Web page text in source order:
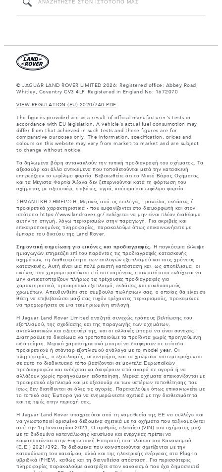
© JAGUAR LAND ROVER LIMITED 2026: Registered office: Abbey Road,
Whitley, Coventry CV3 4LF. Registered in England No: 1672070
VIEW REGULATION (EU) 2020/740 PDF
The figures provided are as a result of official manufacturer's tests in
accordance with EU legislation. A vehicle's actual fuel consumption may
differ from that achieved in such tests and these figures are for
comparative purposes only. The information, specification, prices and
colours on this website may vary from market to market and are subject
to change without notice.
Τα δηλωμένα βάρη αντανακλούν την τυπική προδιαγραφή του οχήματος. Τα
αξεσουάρ και άλλα αντικείμενα που τοποθετούνται μετά την κατασκευή
επηρεάζουν το ωφέλιμο φορτίο. Βεβαιωθείτε ότι το Μικτό Βάρος Οχήματος
και τα Μέγιστα Φορτία Άξονα δεν ξεπερνιούνται κατά τη φόρτωση του
οχήματος με αξεσουάρ, επιβάτες, υγρά, καύσιμα και ωφέλιμο φορτίο.
ΣΗΜΑΝΤΙΚΗ ΣΗΜΕΙΩΣΗ: Μερικές από τις επιλογές - μοντέλα, εκδόσεις ή
προαιρετικά χαρακτηριστικά - που εμφανίζονται στο διαμορφωτή και στον
ιστότοπο https://www.landrover.gr/ ενδέχεται να μην είναι πλέον διαθέσιμα
αυτήν τη στιγμή, λόγω περιορισμών στην παραγωγή. Για ακριβείς και
επικαιροποιημένες πληροφορίες, παρακαλούμε όπως επικοινωνήσετε με
έμπορο του δικτύου της Land Rover.
Σημαντική σημείωση για εικόνες και προδιαγραφές. Η παγκόσμια έλλειψη
ημιαγωγών επηρεάζει επί του παρόντος τις προδιαγραφές κατασκευής
οχημάτων, τη διαθεσιμότητα των επιλογών εξοπλισμού και τους χρόνους
κατασκευής. Αυτή είναι μια πολύ ρευστή κατάσταση και, ως αποτέλεσμα, οι
εικόνες που χρησιμοποιούνται επί του παρόντος στον ιστότοπο ενδέχεται να
μην αντικατοπτρίζουν πλήρως τις τρέχουσες προδιαγραφές για
χαρακτηριστικά, προαιρετικό εξοπλισμό, εκδόσεις και συνδυασμούς
χρωμάτων. Απευθυνθείτε στο σύμβουλο πωλήσεων σας, ο οποίος θα είναι σε
θέση να επιβεβαιώσει μαζί σας τυχόν τρέχοντες περιορισμούς, προκειμένου
να προχωρήσετε σε μια τεκμηριωμένη επιλογή.
Η Jaguar Land Rover Limited αναζητά συνεχώς τρόπους βελτίωσης του
εξοπλισμού, της σχεδίασης και της παραγωγής των οχημάτων,
ανταλλακτικών και αξεσουάρ της, και οι αλλαγές μπορεί να είναι συνεχείς.
Διατηρούμε το δικαίωμα να τροποποιούμε τα προϊόντα χωρίς προηγούμενη
ειδοποίηση. Μερικά χαρακτηριστικά μπορεί να διαφέρουν σε επίπεδο
προαιρετικού ή στάνταρ εξοπλισμού ανάλογα με το model year. Οι
πληροφορίες, ο εξοπλισμός, οι κινητήρες και τα χρώματα που εμπεριέχονται
σε αυτό το διαδικτυακό τόπο βασίζονται σε μοντέλα Ευρωπαϊκών
προδιαγραφών και ενδέχεται να διαφέρουν από αγορά σε αγορά ή να
αλλάξουν χωρίς προηγούμενη ειδοποίηση. Μερικά οχήματα απεικονίζονται με
προαιρετικό εξοπλισμό και με αξεσουάρ εκ των υστέρων τοποθέτησης που
ίσως δεν διατίθενται σε όλες τις αγορές. Παρακαλούμε όπως επικοινωνείτε με
το τοπικό σας Έμπορο για να ενημερώνεστε σχετικά με την διαθεσιμότητα
και τις τιμές στην περιοχή σας.
Η Jaguar Land Rover υποχρεούται από τη νομοθεσία της ΕΕ να συλλέγει και
να γνωστοποιεί ορισμένα δεδομένα σχετικά με τα οχήματα που ταξινομούνται
από την 1η Ιανουαρίου 2021. Ο αριθμός πλαισίου (VIN) του οχήματος μαζί
με τα δεδομένα κατανάλωσης καυσίμου και ενέργειας πρέπει να
κοινοποιούνται στην Ευρωπαϊκή Επιτροπή στο πλαίσιο του Κανονισμού
(Ε.Ε.) 2021/392. Τα δεδομένα που κοινοποιούνται σχετίζονται με την
κατανάλωση του καυσίμου, αλλά και της ηλεκτρικής ενέργειας στα Plug-In
υβριδικά (PHEV), καθώς και τη διανυθείσα απόσταση. Για περισσότερες
πληροφορίες παρακαλούμε ανατρέξτε στον κανονισμό που έχει δημοσιευτεί